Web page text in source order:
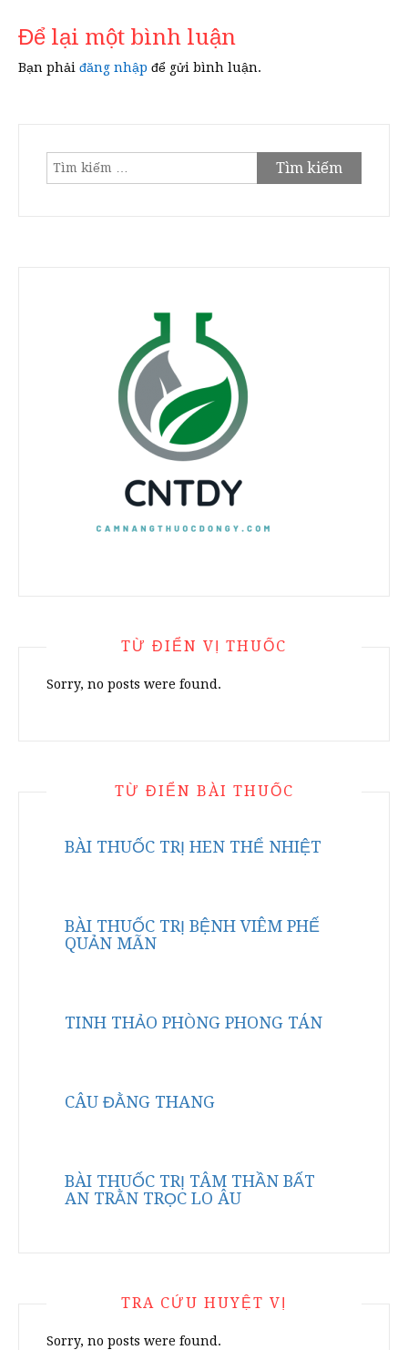
Để lại một bình luận
Bạn phải đăng nhập để gửi bình luận.
Tìm
kiếm
TỪ ĐIỂN VỊ THUỐC
Sorry, no posts were found.
TỪ ĐIỂN BÀI THUỐC
BÀI THUỐC TRỊ HEN THỂ NHIỆT
BÀI THUỐC TRỊ BỆNH VIÊM PHẾ
QUẢN MÃN
TINH THẢO PHÒNG PHONG TÁN
CÂU ĐẰNG THANG
BÀI THUỐC TRỊ TÂM THẦN BẤT
AN TRẰN TRỌC LO ÂU
TRA CỨU HUYỆT VỊ
Sorry, no posts were found.